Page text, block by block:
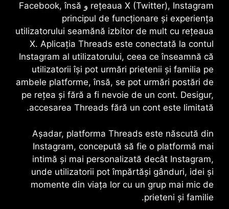
rețeaua X (Twitter), Instagram و Facebook, însă
principul de funcționare și experiența
utilizatorului seamănă izbitor de mult cu rețeaua
X. Aplicația Threads este conectată la contul
Instagram al utilizatorului, ceea ce înseamnă că
utilizatorii își pot urmări prietenii și familia pe
ambele platforme, însă, se pot urmări postări de
pe rețea și fără a fi nevoie de un cont. Desigur,
accesarea Threads fără un cont este limitată.
Așadar, platforma Threads este născută din
Instagram, concepută să fie o platformă mai
intimă și mai personalizată decât Instagram,
unde utilizatorii pot împărtăși gânduri, idei și
momente din viața lor cu un grup mai mic de
prieteni și familie.